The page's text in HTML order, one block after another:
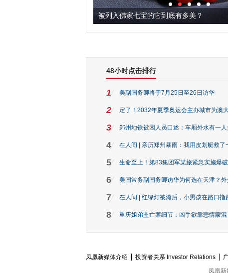
被列入佛家七宝的它到底有多美？
48小时点击排行
1 美副国务卿将于7月25日至26日访华
2 定了！2032年夏季奥运会主办城市为澳
3 郑州地铁被困人员口述：车厢外水有一
4 在人间 | 亲历郑州暴雨：我用皮划艇救了
5 生命至上！第83集团军某旅紧急实施爆
6 美国常务副国务卿访华为何选在天津？
7 在人间 | 红绿灯被淹后，小男孩在路口指
8 重庆姐弟坠亡案细节：凶手欲靠悲情蒙
凤凰新媒体介绍 投资者关系 Investor Relations
凤凰新